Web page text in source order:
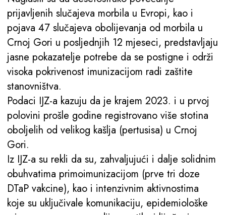
prijavljenih slučajeva morbila u Evropi, kao i
pojava 47 slučajeva obolijevanja od morbila u
Crnoj Gori u posljednjih 12 mjeseci, predstavljaju
jasne pokazatelje potrebe da se postigne i održi
visoka pokrivenost imunizacijom radi zaštite
stanovništva.
Podaci IJZ-a kazuju da je krajem 2023. i u prvoj
polovini prošle godine registrovano više stotina
oboljelih od velikog kašlja (pertusisa) u Crnoj
Gori.
Iz IJZ-a su rekli da su, zahvaljujući i dalje solidnim
obuhvatima primoimunizacijom (prve tri doze
DTaP vakcine), kao i intenzivnim aktivnostima
koje su uključivale komunikaciju, epidemiološke